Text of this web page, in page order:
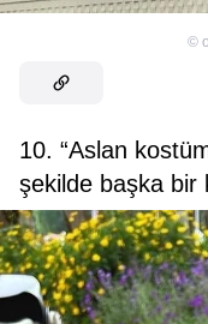
©
10. “Aslan
şekilde başka bir